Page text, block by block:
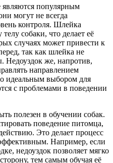
популярным
могут не всегда
контроля. Шлейка
собаки, что делает её
случаях может привести к
так как шлейка не
Недоуздок же, напротив,
направлением
идеальным выбором для
с проблемами в поведении
полезен в обучении собак.
поведение питомца,
Это делает процесс
Например, если
недоуздок позволяет мягко
тем самым обучая её